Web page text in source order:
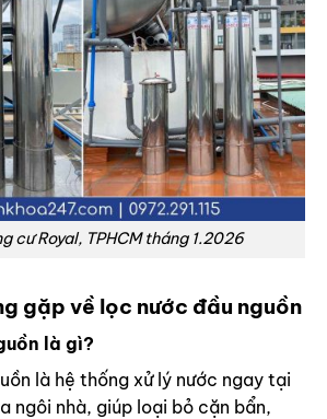
cư Royal, TPHCM tháng 1.2026
gặp về lọc nước đầu nguồn
là gì?
là hệ thống xử lý nước ngay tại
ngôi nhà, giúp loại bỏ cặn bẩn,